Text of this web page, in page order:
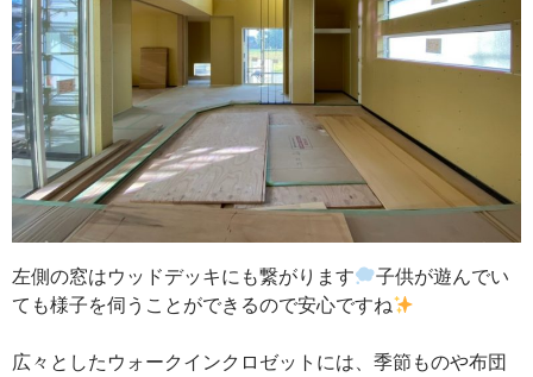
左側の窓はウッドデッキにも繋がります
子供が遊んでい
ても様子を伺うことができるので安心ですね
広々としたウォークインクロゼットには、季節ものや布団